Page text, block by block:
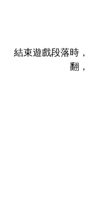
結束遊戲段落時
翻